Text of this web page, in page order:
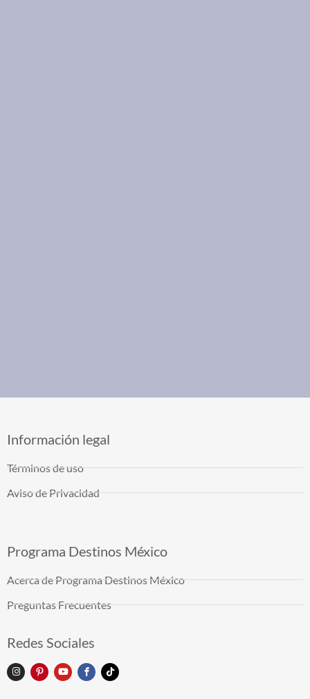
Información legal
Términos de uso
Aviso de Privacidad
Programa Destinos México
Acerca de Programa Destinos México
Preguntas Frecuentes
Redes Sociales